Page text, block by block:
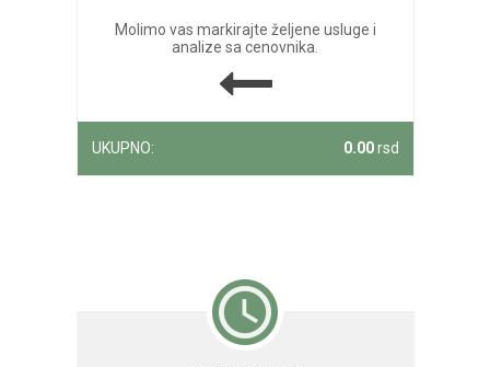
Molimo vas markirajte željene usluge i
analize sa cenovnika.
UKUPNO: 0.00rsd